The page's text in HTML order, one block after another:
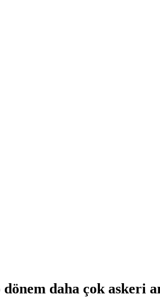
daha çok askeri